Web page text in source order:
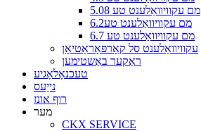
5.08 מם עקוויוואַלענט טע
6.2מם עקוויוואַלענט טע
6.7 מם עקוויוואַלענט טע
עקוויוואַלענט סל קאָרפּאָראַטיאָן
ראַקער באַשטימען
טעכנאָלאָגיע
נייַעס
רוף אונז
מער
CKX SERVICE